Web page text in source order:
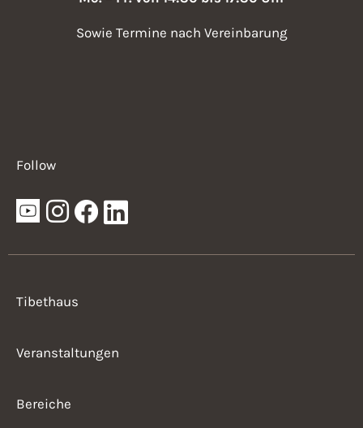
Sowie Termine nach Vereinbarung
Follow
Tibethaus
Veranstaltungen
Bereiche